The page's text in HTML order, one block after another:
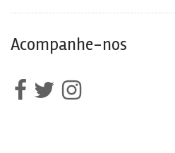
Acompanhe-nos